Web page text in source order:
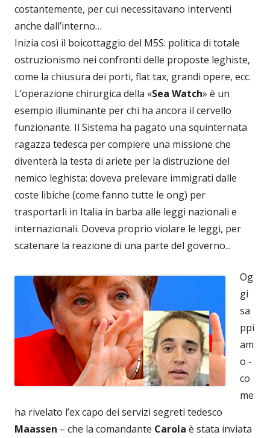
costantemente, per cui necessitavano interventi
anche dall’interno…
Inizia così il boicottaggio del M5S: politica di totale
ostruzionismo nei confronti delle proposte leghiste,
come la chiusura dei porti, flat tax, grandi opere, ecc.
L’operazione chirurgica della «Sea Watch» è un
esempio illuminante per chi ha ancora il cervello
funzionante. Il Sistema ha pagato una squinternata
ragazza tedesca per compiere una missione che
diventerà la testa di ariete per la distruzione del
nemico leghista: doveva prelevare immigrati dalle
coste libiche (come fanno tutte le ong) per
trasportarli in Italia in barba alle leggi nazionali e
internazionali. Doveva proprio violare le leggi, per
scatenare la reazione di una parte del governo...
Og
gi
sa
ppi
am
o -
co
me
ha rivelato l’ex capo dei servizi segreti tedesco
Maassen – che la comandante Carola è stata inviata